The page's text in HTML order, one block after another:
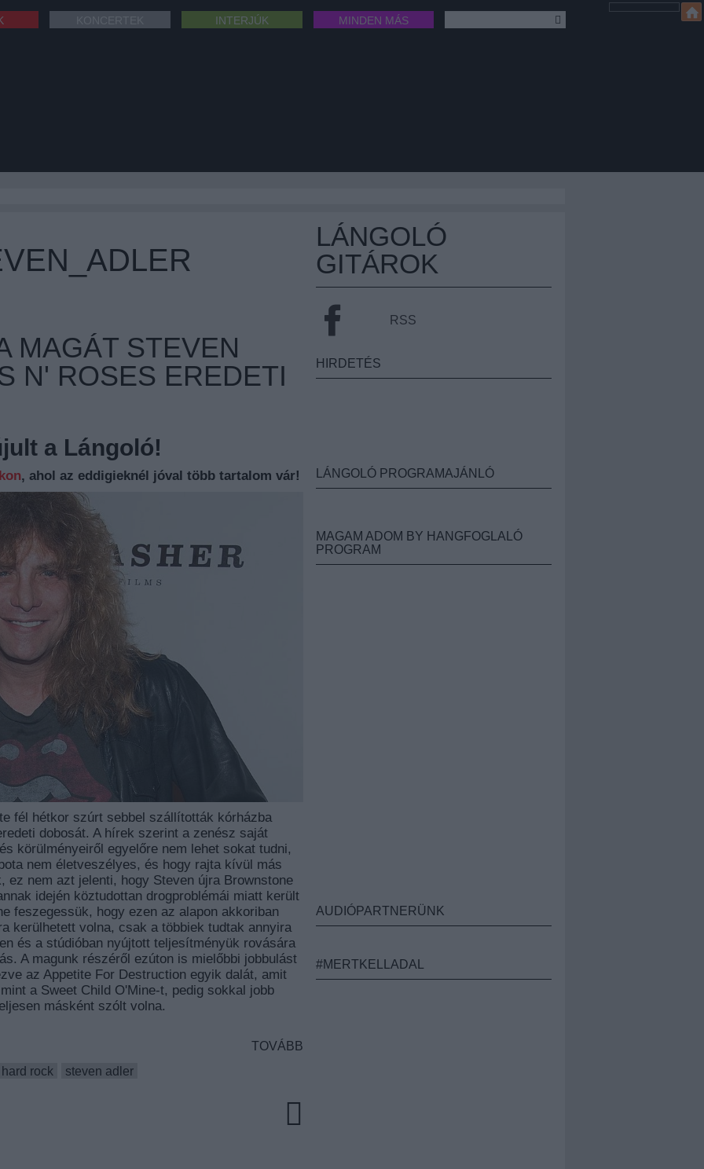
INTERJÚK MINDEN MÁS
MAGÁT STEVEN
N' ROSES EREDETI
a Lángoló!
, ahol az eddigieknél jóval több tartalom vár!
fél hétkor szúrt sebbel szállították kórházba
dobosát. A hírek szerint a zenész saját
körülményeiről egyelőre nem lehet sokat tudni,
nem életveszélyes, és hogy rajta kívül más
ez nem azt jelenti, hogy Steven újra Brownstone
idején köztudottan drogproblémái miatt került
feszegessük, hogy ezen az alapon akkoriban
kerülhetett volna, csak a többiek tudtak annyira
és a stúdióban nyújtott teljesítményük rovására
A magunk részéről ezúton is mielőbbi jobbulást
az Appetite For Destruction egyik dalát, amit
a Sweet Child O'Mine-t, pedig sokkal jobb
másként szólt volna.
TOVÁBB
hard rock steven adler
LÁNGOLÓ
GITÁROK
RSS
HIRDETÉS
LÁNGOLÓ PROGRAMAJÁNLÓ
MAGAM ADOM BY HANGFOGLALÓ
PROGRAM
AUDIÓPARTNERÜNK
#MERTKELLADAL